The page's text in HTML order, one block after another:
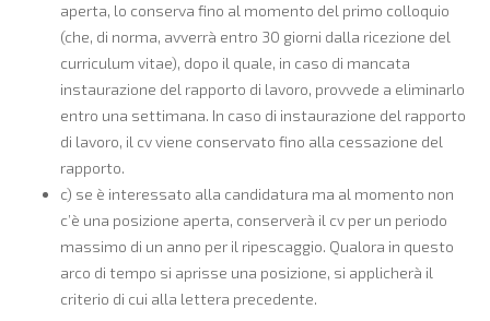
aperta, lo conserva fino al momento del primo colloquio
(che, di norma, avverrà entro 30 giorni dalla ricezione del
curriculum vitae), dopo il quale, in caso di mancata
instaurazione del rapporto di lavoro, provvede a eliminarlo
entro una settimana. In caso di instaurazione del rapporto
di lavoro, il cv viene conservato fino alla cessazione del
rapporto.
c) se è interessato alla candidatura ma al momento non
c’è una posizione aperta, conserverà il cv per un periodo
massimo di un anno per il ripescaggio. Qualora in questo
arco di tempo si aprisse una posizione, si applicherà il
criterio di cui alla lettera precedente.